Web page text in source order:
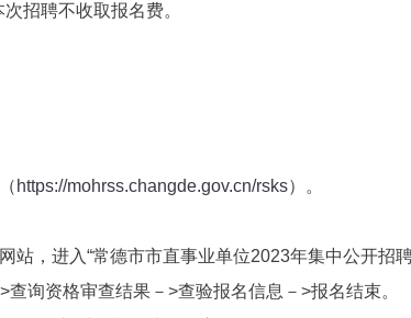
招聘不收取报名费。
https://mohrss.changde.gov.cn/rsks）。
站，进入“常德市市直事业单位2023年集中公开招
询资格审查结果－>查验报名信息－>报名结束。